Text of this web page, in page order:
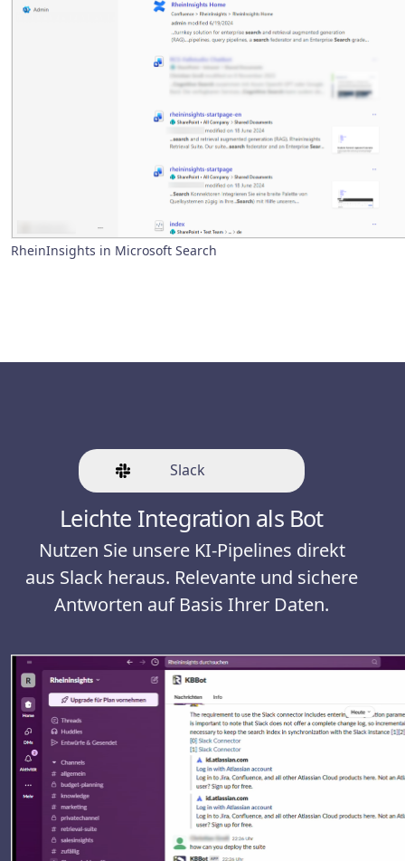
RheinInsights in Microsoft Search
Slack
Leichte Integration als Bot
Nutzen Sie unsere KI-Pipelines direkt
aus Slack heraus. Relevante und sichere
Antworten auf Basis Ihrer Daten.